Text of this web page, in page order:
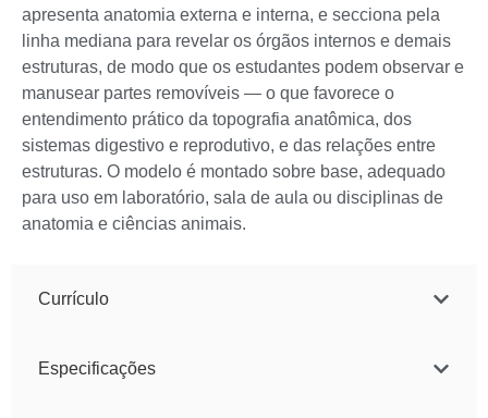
Currículo
Especificações
apresenta anatomia externa e interna, e secciona pela
linha mediana para revelar os órgãos internos e demais
estruturas, de modo que os estudantes podem observar e
manusear partes removíveis — o que favorece o
entendimento prático da topografia anatômica, dos
sistemas digestivo e reprodutivo, e das relações entre
estruturas. O modelo é montado sobre base, adequado
para uso em laboratório, sala de aula ou disciplinas de
anatomia e ciências animais.